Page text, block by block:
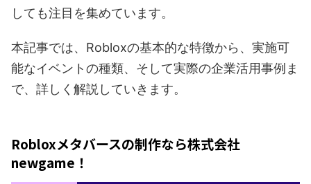
しても注目を集めています。
本記事では、Robloxの基本的な特徴から、実施可
能なイベントの種類、そして実際の企業活用事例ま
で、詳しく解説していきます。
Robloxメタバースの制作なら株式会社
newgame！